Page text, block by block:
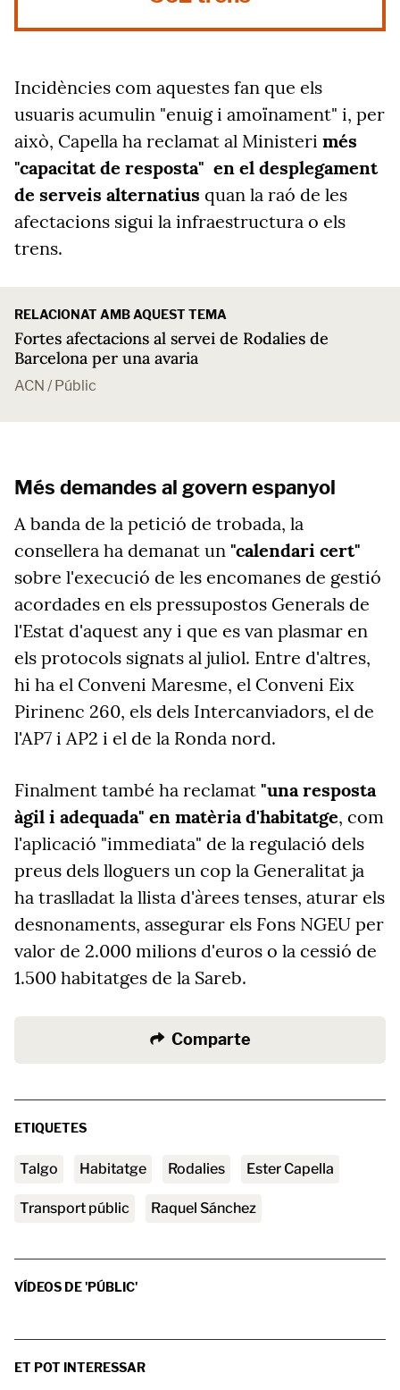
Incidències com aquestes fan que els
usuaris acumulin "enuig i amoïnament" i, per
això, Capella ha reclamat al Ministeri més
"capacitat de resposta" en el desplegament
de serveis alternatius quan la raó de les
afectacions sigui la infraestructura o els
trens.
RELACIONAT AMB AQUEST TEMA
Fortes afectacions al servei de Rodalies de
Barcelona per una avaria
ACN / Públic
Més demandes al govern espanyol
A banda de la petició de trobada, la
consellera ha demanat un "calendari cert"
sobre l'execució de les encomanes de gestió
acordades en els pressupostos Generals de
l'Estat d'aquest any i que es van plasmar en
els protocols signats al juliol. Entre d'altres,
hi ha el Conveni Maresme, el Conveni Eix
Pirinenc 260, els dels Intercanviadors, el de
l'AP7 i AP2 i el de la Ronda nord.
Finalment també ha reclamat "una resposta
àgil i adequada" en matèria d'habitatge, com
l'aplicació "immediata" de la regulació dels
preus dels lloguers un cop la Generalitat ja
ha traslladat la llista d'àrees tenses, aturar els
desnonaments, assegurar els Fons NGEU per
valor de 2.000 milions d'euros o la cessió de
1.500 habitatges de la Sareb.
Comparte
ETIQUETES
Talgo habitatge Rodalies Ester Capella
transport públic Raquel Sánchez
VÍDEOS DE 'PÚBLIC'
ET POT INTERESSAR